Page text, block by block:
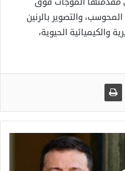
والتصوير بالرنين
والكيميائية الحيوية،